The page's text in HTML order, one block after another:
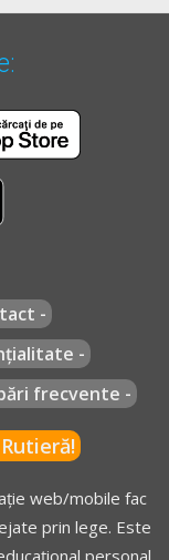
-
-
frecvente -
web/mobile fac
prin lege. Este